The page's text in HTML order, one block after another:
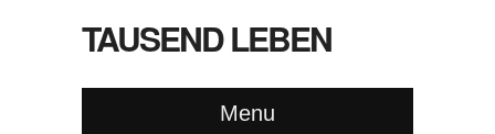
TAUSEND LEBEN
Menu